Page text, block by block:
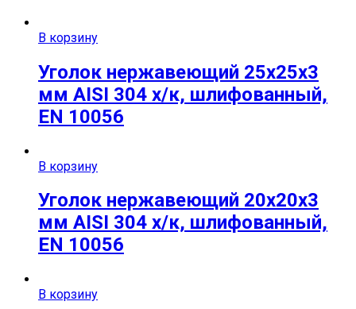
В корзину
Уголок нержавеющий 25х25х3
мм AISI 304 х/к, шлифованный,
EN 10056
В корзину
Уголок нержавеющий 20х20х3
мм AISI 304 х/к, шлифованный,
EN 10056
В корзину